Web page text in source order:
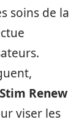
soins de la
Stim Renew
viser les